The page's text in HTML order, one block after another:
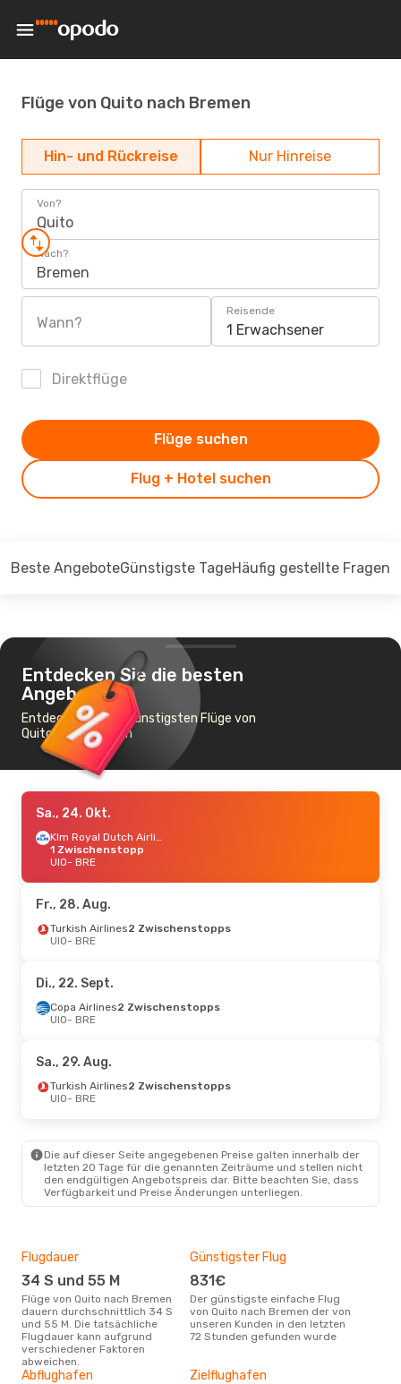
Flüge von Quito nach Bremen
Hin- und Rückreise Nur Hinreise
Von?
Quito
Nach?
Bremen
Wann?
Reisende
1 Erwachsener
Direktflüge
Flug + Hotel suchen
Flüge suchen
Beste AngeboteGünstigste TageHäufig gestellte Fragen
Entdecken Sie die besten
Angebote
Entdecken Sie die günstigsten Flüge von
Quito nach Bremen
Sa., 24. Okt.
Klm Royal Dutch Airlines
1 Zwischenstopp
UIO- BRE
Fr., 28. Aug.
Turkish Airlines2 Zwischenstopps
UIO- BRE
Di., 22. Sept.
Copa Airlines2 Zwischenstopps
UIO- BRE
Sa., 29. Aug.
Turkish Airlines2 Zwischenstopps
UIO- BRE
Die auf dieser Seite angegebenen Preise galten innerhalb der
letzten 20 Tage für die genannten Zeiträume und stellen nicht
den endgültigen Angebotspreis dar. Bitte beachten Sie, dass
Verfügbarkeit und Preise Änderungen unterliegen.
Flugdauer
34 S und 55 M
Flüge von Quito nach Bremen
dauern durchschnittlich 34 S
und 55 M. Die tatsächliche
Flugdauer kann aufgrund
verschiedener Faktoren
abweichen.
Günstigster Flug
831€
Der günstigste einfache Flug
von Quito nach Bremen der von
unseren Kunden in den letzten
72 Stunden gefunden wurde
Abflughafen Zielflughafen